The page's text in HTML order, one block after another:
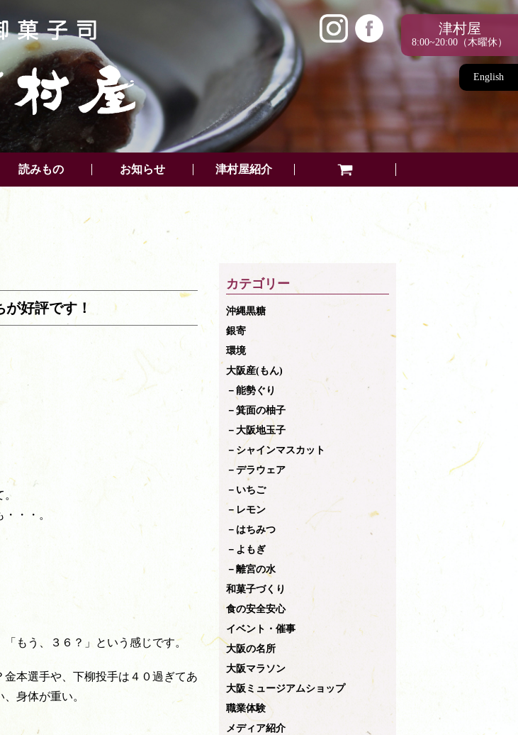
津村屋
8:00~20:00（木曜休）
English
読みもの お知らせ 津村屋紹介
が好評です！
・・。
もう、３６？」という感じです。
本選手や、下柳投手は４０過ぎてあ
身体が重い。
カテゴリー
沖縄黒糖
銀寄
環境
大阪産(もん)
－能勢ぐり
－箕面の柚子
－大阪地玉子
－シャインマスカット
－デラウェア
－いちご
－レモン
－はちみつ
－よもぎ
－離宮の水
和菓子づくり
食の安全安心
イベント・催事
大阪の名所
大阪マラソン
大阪ミュージアムショップ
職業体験
メディア紹介